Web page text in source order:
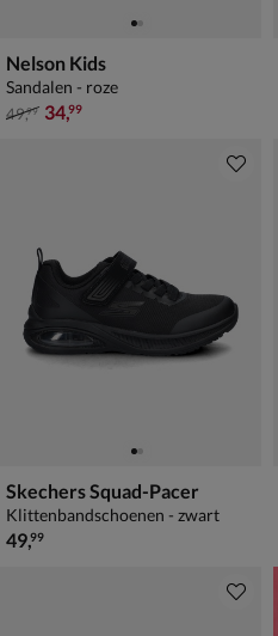
Nelson Kids
Sandalen - roze
van € 49,99 voor € 34,99
49,99 34,99
Skechers Squad-Pacer
Klittenbandschoenen - zwart
€ 49,99
49,99